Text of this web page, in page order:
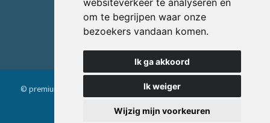
websiteverkeer te analyseren en
om te begrijpen waar onze
bezoekers vandaan komen.
Ik ga akkoord
Ik weiger
Wijzig mijn voorkeuren
info@premium-tapijten.be
Bericht via website
Offerte aanvragen
© premium tapijten devisscher 2026
Algemene voorwaarden
Privacy policy
Sitemap Login